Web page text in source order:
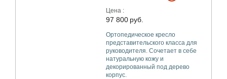
Цена :
97 800 руб.
Ортопедическое кресло
представительского класса для
руководителя. Сочетает в себе
натуральную кожу и
декорированный под дерево
корпус.